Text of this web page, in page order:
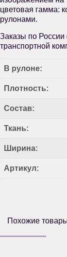
цветовая гамма:
рулонами.
Заказы по России
транспортной
В рулоне:
Плотность:
Состав:
Ткань:
Ширина:
Артикул:
Похожие